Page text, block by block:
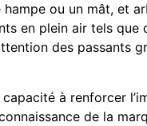
ou un mât, et
en plein air tels
des passants
à renforcer
de la